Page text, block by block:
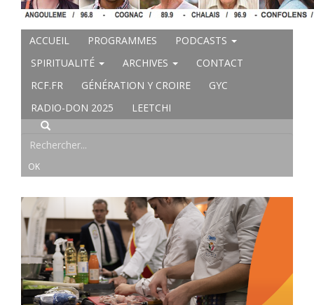
ACCUEIL PROGRAMMES
PODCASTS
SPIRITUALITÉ
ARCHIVES
CONTACT
RCF.FR
GÉNÉRATION Y CROIRE
GYC
RADIO-DON 2025
LEETCHI